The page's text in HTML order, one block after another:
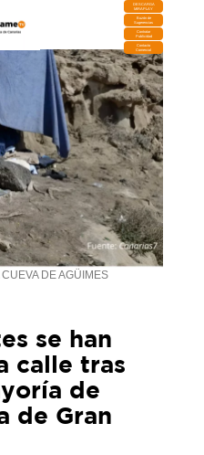
DESCARGA
MIRAPLAY
Buzón de
Sugerencias
Contratar
Publicidad
Contacto
Comercial
DE AGÜIMES
se han
calle tras
de
de Gran